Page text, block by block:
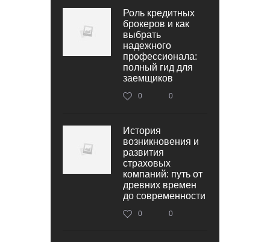
Роль кредитных
брокеров и как
выбрать
надежного
профессионала:
полный гид для
заемщиков
0 0
История
возникновения и
развития
страховых
компаний: путь от
древних времен
до современности
0 0